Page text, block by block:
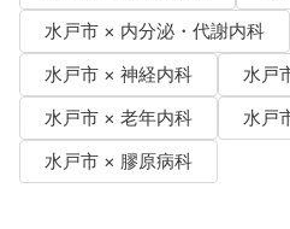
水戸市 × 内分泌・代謝内科
水戸市 × 神経内科
水戸
水戸市 × 老年内科
水戸
水戸市 × 膠原病科